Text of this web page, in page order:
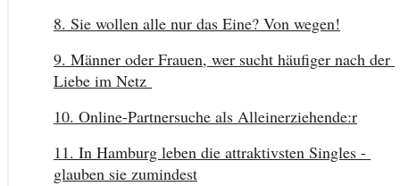
8. Sie wollen alle nur das Eine? Von wegen!
9. Männer oder Frauen, wer sucht häufiger nach der
Liebe im Netz
10. Online-Partnersuche als Alleinerziehende:r
11. In Hamburg leben die attraktivsten Singles -
glauben sie zumindest